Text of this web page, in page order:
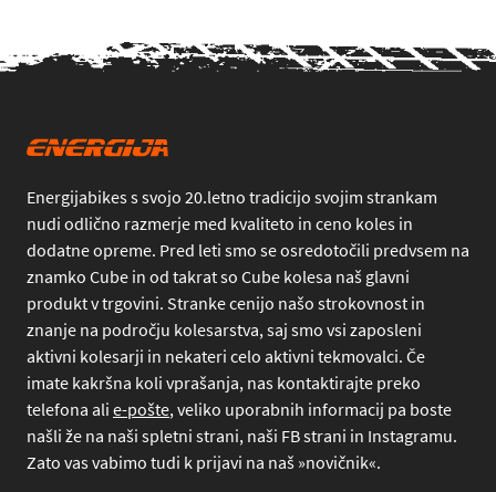
Energijabikes s svojo 20.letno tradicijo svojim strankam
nudi odlično razmerje med kvaliteto in ceno koles in
dodatne opreme. Pred leti smo se osredotočili predvsem na
znamko Cube in od takrat so Cube kolesa naš glavni
produkt v trgovini. Stranke cenijo našo strokovnost in
znanje na področju kolesarstva, saj smo vsi zaposleni
aktivni kolesarji in nekateri celo aktivni tekmovalci. Če
imate kakršna koli vprašanja, nas kontaktirajte preko
telefona ali e-pošte, veliko uporabnih informacij pa boste
našli že na naši spletni strani, naši FB strani in Instagramu.
Zato vas vabimo tudi k prijavi na naš »novičnik«.